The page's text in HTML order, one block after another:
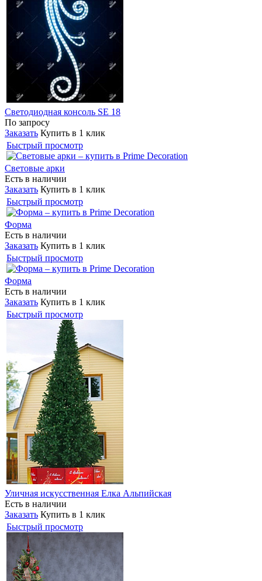
Светодиодная консоль SE 18
По запросу
Заказать Купить в 1 клик
Быстрый просмотр
Световые арки
Есть в наличии
Заказать Купить в 1 клик
Быстрый просмотр
Форма
Есть в наличии
Заказать Купить в 1 клик
Быстрый просмотр
Форма
Есть в наличии
Заказать Купить в 1 клик
Быстрый просмотр
Уличная искусственная Елка Альпийская
Есть в наличии
Заказать Купить в 1 клик
Быстрый просмотр